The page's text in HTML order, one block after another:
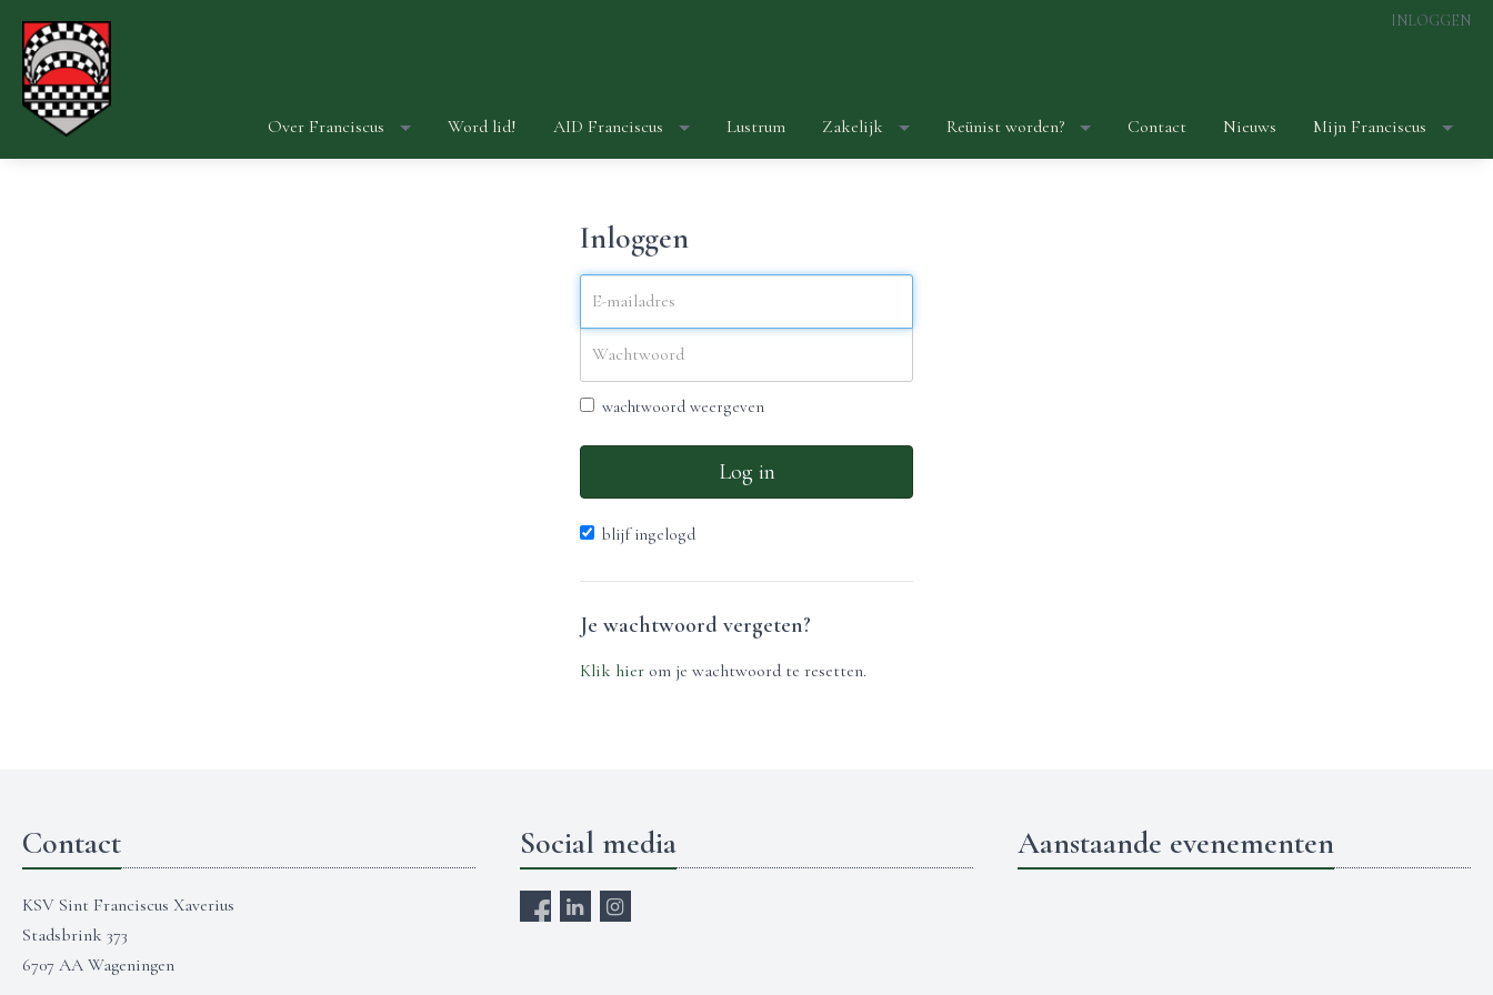
INLOGGEN
Over Franciscus Word lid! AID Franciscus Lustrum Zakelijk Reünist worden? Contact Nieuws Mijn Franciscus
Inloggen
wachtwoord weergeven
Log in
blijf ingelogd
Je wachtwoord vergeten?
Klik hier om je wachtwoord te resetten.
Contact
KSV Sint Franciscus Xaverius
Stadsbrink 373
6707 AA Wageningen
Social media Aanstaande evenementen